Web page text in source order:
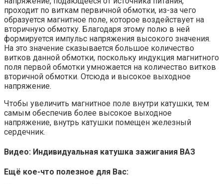
проходит по виткам первичной обмотки, из-за чего
образуется магнитное поле, которое воздействует на
вторичную обмотку. Благодаря этому полю в ней
формируется импульс напряжения высокого значения.
На это значение сказывается большое количество
витков данной обмотки, поскольку индукция магнитного
поля первой обмотки умножается на количество витков
вторичной обмотки. Отсюда и высокое выходное
напряжение.
Чтобы увеличить магнитное поле внутри катушки, тем
самым обеспечив более высокое выходное
напряжение, внутрь катушки помещен железный
сердечник.
Видео: Индивидуальная катушка зажигания ВАЗ
Ещё кое-что полезное для Вас: